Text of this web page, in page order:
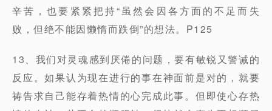
辛苦，也要紧紧把持“虽然会因各方面的不足而失
败，但绝不能因懒惰而跌倒”的想法。P125
13、我们对灵魂感到厌倦的问题，要有敏锐又警诫的
反应。如果认为现在进行的事在神面前是对的，就要
祷告求自己能存着热情的心完成此事。但即使心存热